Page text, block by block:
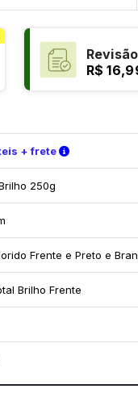
R$
+ frete Verifique as
250g
Frente e Preto e
Brilho Frente